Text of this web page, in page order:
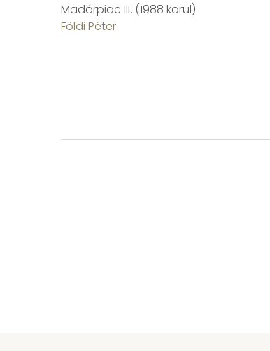
Madárpiac III. (1988 körül)
Földi Péter